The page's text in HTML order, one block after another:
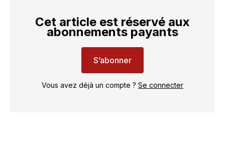
Cet article est réservé aux
abonnements payants
S’abonner
Vous avez déjà un compte ? Se connecter